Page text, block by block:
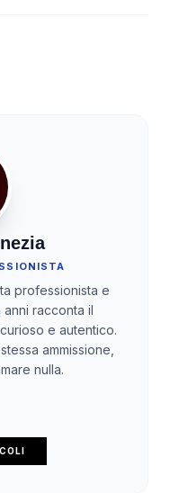
professionista e
racconta il
e autentico.
ammissione,
nulla.